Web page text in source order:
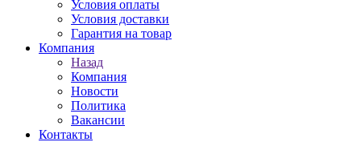
Условия оплаты
Условия доставки
Гарантия на товар
Компания
Назад
Компания
Новости
Политика
Вакансии
Контакты